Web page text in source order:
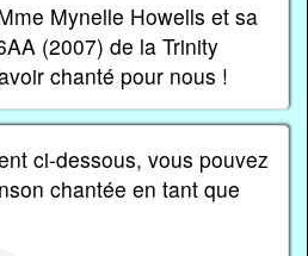
Mynelle Howells et sa
(2007) de la Trinity
chanté pour nous !
ci-dessous, vous pouvez
chantée en tant que